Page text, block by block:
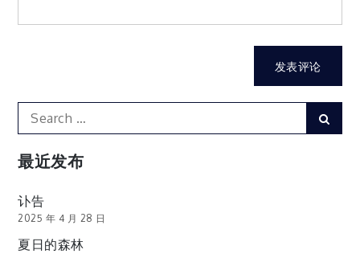
Search
for:
最近发布
讣告
2025 年 4 月 28 日
夏日的森林